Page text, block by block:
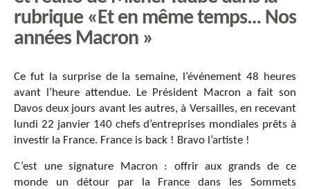
rubrique «Et en même temps… Nos
années Macron »
Ce fut la surprise de la semaine, l’événement 48 heures
avant l’heure attendue. Le Président Macron a fait son
Davos deux jours avant les autres, à Versailles, en recevant
lundi 22 janvier 140 chefs d’entreprises mondiales prêts à
investir la France. France is back ! Bravo l’artiste !
C’est une signature Macron : offrir aux grands de ce
monde un détour par la France dans les Sommets